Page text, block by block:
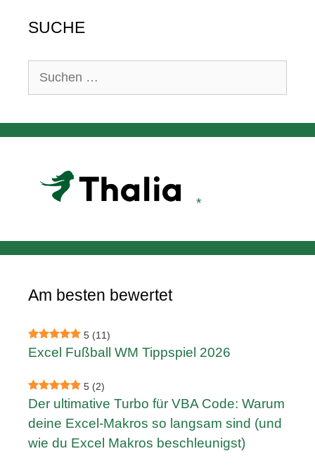
SUCHE
Suchen
Am besten bewertet
5 (11)
Excel Fußball WM Tippspiel 2026
5 (2)
Der ultimative Turbo für VBA Code: Warum
deine Excel-Makros so langsam sind (und
wie du Excel Makros beschleunigst)